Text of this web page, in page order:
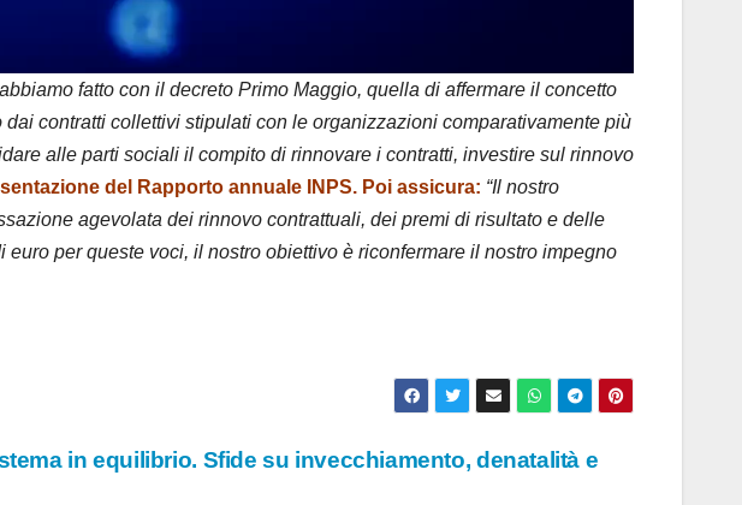
fatto con il decreto Primo Maggio, quella di affermare il concetto
contratti collettivi stipulati con le organizzazioni comparativamente più
alle parti sociali il compito di rinnovare i contratti, investire sul rinnovo
del Rapporto annuale INPS. Poi assicura: “Il nostro
agevolata dei rinnovo contrattuali, dei premi di risultato e delle
per queste voci, il nostro obiettivo è riconfermare il nostro impegno
in equilibrio. Sfide su invecchiamento, denatalità e